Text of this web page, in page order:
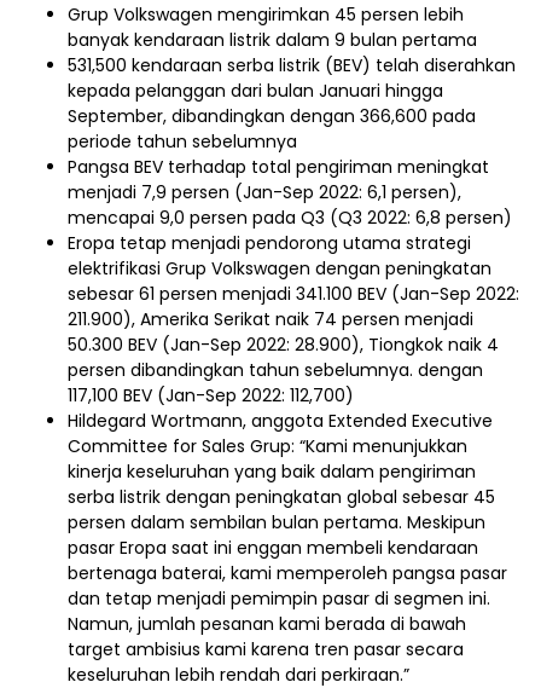
Grup Volkswagen mengirimkan 45 persen lebih
banyak kendaraan listrik dalam 9 bulan pertama
531,500 kendaraan serba listrik (BEV) telah diserahkan
kepada pelanggan dari bulan Januari hingga
September, dibandingkan dengan 366,600 pada
periode tahun sebelumnya
Pangsa BEV terhadap total pengiriman meningkat
menjadi 7,9 persen (Jan-Sep 2022: 6,1 persen),
mencapai 9,0 persen pada Q3 (Q3 2022: 6,8 persen)
Eropa tetap menjadi pendorong utama strategi
elektrifikasi Grup Volkswagen dengan peningkatan
sebesar 61 persen menjadi 341.100 BEV (Jan-Sep 2022:
211.900), Amerika Serikat naik 74 persen menjadi
50.300 BEV (Jan-Sep 2022: 28.900), Tiongkok naik 4
persen dibandingkan tahun sebelumnya. dengan
117,100 BEV (Jan-Sep 2022: 112,700)
Hildegard Wortmann, anggota Extended Executive
Committee for Sales Grup: “Kami menunjukkan
kinerja keseluruhan yang baik dalam pengiriman
serba listrik dengan peningkatan global sebesar 45
persen dalam sembilan bulan pertama. Meskipun
pasar Eropa saat ini enggan membeli kendaraan
bertenaga baterai, kami memperoleh pangsa pasar
dan tetap menjadi pemimpin pasar di segmen ini.
Namun, jumlah pesanan kami berada di bawah
target ambisius kami karena tren pasar secara
keseluruhan lebih rendah dari perkiraan.”